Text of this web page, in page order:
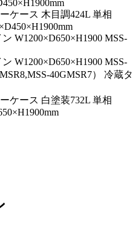
ケース 木目調424L 単相
W1200×D650×H1900 MSS-
W1200×D650×H1900 MSS-
40GMSR7） 冷蔵タ
ケース 白塗装732L 単相